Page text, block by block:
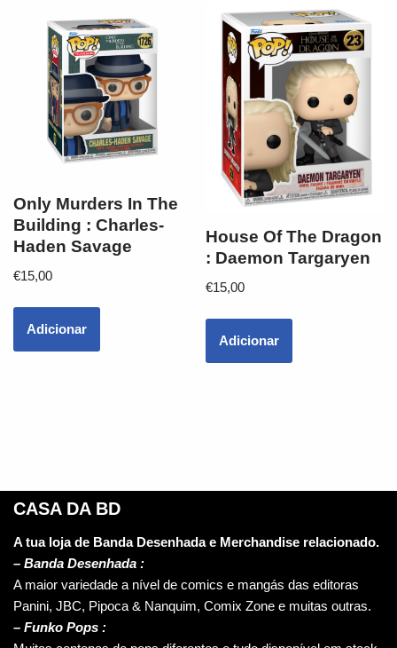
Only Murders In The
Building : Charles-
Haden Savage
€15,00
Adicionar
House Of The Dragon
: Daemon Targaryen
€15,00
Adicionar
CASA DA BD
A tua loja de Banda Desenhada e Merchandise relacionado.
– Banda Desenhada :
A maior variedade a nível de comics e mangás das editoras
Panini, JBC, Pipoca & Nanquim, Comix Zone e muitas outras.
– Funko Pops :